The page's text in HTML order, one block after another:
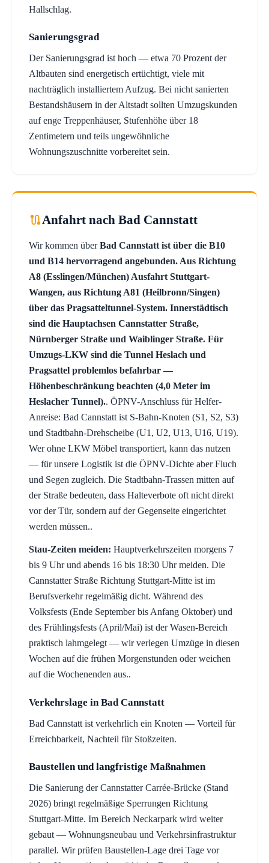
Hallschlag.
Sanierungsgrad
Der Sanierungsgrad ist hoch — etwa 70 Prozent der
Altbauten sind energetisch ertüchtigt, viele mit
nachträglich installiertem Aufzug. Bei nicht sanierten
Bestandshäusern in der Altstadt sollten Umzugskunden
auf enge Treppenhäuser, Stufenhöhe über 18
Zentimetern und teils ungewöhnliche
Wohnungszuschnitte vorbereitet sein.
Anfahrt nach Bad Cannstatt
Wir kommen überBad Cannstatt ist über die B10
und B14 hervorragend angebunden. Aus Richtung
A8 (Esslingen/München) Ausfahrt Stuttgart-
Wangen, aus Richtung A81 (Heilbronn/Singen)
über das Pragsatteltunnel-System. Innerstädtisch
sind die Hauptachsen Cannstatter Straße,
Nürnberger Straße und Waiblinger Straße. Für
Umzugs-LKW sind die Tunnel Heslach und
Pragsattel problemlos befahrbar —
Höhenbeschränkung beachten (4,0 Meter im
Heslacher Tunnel).. ÖPNV-Anschluss für Helfer-
Anreise: Bad Cannstatt ist S-Bahn-Knoten (S1, S2, S3)
und Stadtbahn-Drehscheibe (U1, U2, U13, U16, U19).
Wer ohne LKW Möbel transportiert, kann das nutzen
— für unsere Logistik ist die ÖPNV-Dichte aber Fluch
und Segen zugleich. Die Stadtbahn-Trassen mitten auf
der Straße bedeuten, dass Halteverbote oft nicht direkt
vor der Tür, sondern auf der Gegenseite eingerichtet
werden müssen..
Stau-Zeiten meiden: Hauptverkehrszeiten morgens 7
bis 9 Uhr und abends 16 bis 18:30 Uhr meiden. Die
Cannstatter Straße Richtung Stuttgart-Mitte ist im
Berufsverkehr regelmäßig dicht. Während des
Volksfests (Ende September bis Anfang Oktober) und
des Frühlingsfests (April/Mai) ist der Wasen-Bereich
praktisch lahmgelegt — wir verlegen Umzüge in diesen
Wochen auf die frühen Morgenstunden oder weichen
auf die Wochenenden aus..
Verkehrslage in Bad Cannstatt
Bad Cannstatt ist verkehrlich ein Knoten — Vorteil für
Erreichbarkeit, Nachteil für Stoßzeiten.
Baustellen und langfristige Maßnahmen
Die Sanierung der Cannstatter Carrée-Brücke (Stand
2026) bringt regelmäßige Sperrungen Richtung
Stuttgart-Mitte. Im Bereich Neckarpark wird weiter
gebaut — Wohnungsneubau und Verkehrsinfrastruktur
parallel. Wir prüfen Baustellen-Lage drei Tage vor